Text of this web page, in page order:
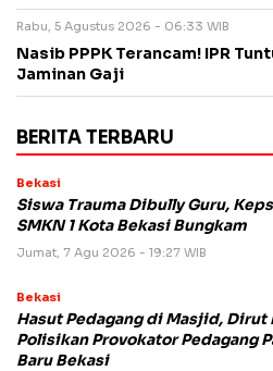
Rabu, 5 Agustus 2026 - 06:33 WIB
Nasib PPPK Terancam! IPR
Jaminan Gaji
BERITA TERBARU
Bekasi
Siswa Trauma Dibully Guru,
SMKN 1 Kota Bekasi Bungkam
Jumat, 7 Agu 2026 - 19:27 WIB
Bekasi
Hasut Pedagang di Masjid, Dirut
Polisikan Provokator Pedagang
Baru Bekasi